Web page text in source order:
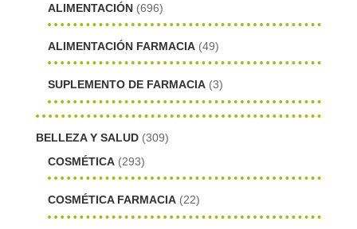
ALIMENTACIÓN (696)
ALIMENTACIÓN FARMACIA (49)
SUPLEMENTO DE FARMACIA (3)
BELLEZA Y SALUD (309)
COSMÉTICA (293)
COSMÉTICA FARMACIA (22)